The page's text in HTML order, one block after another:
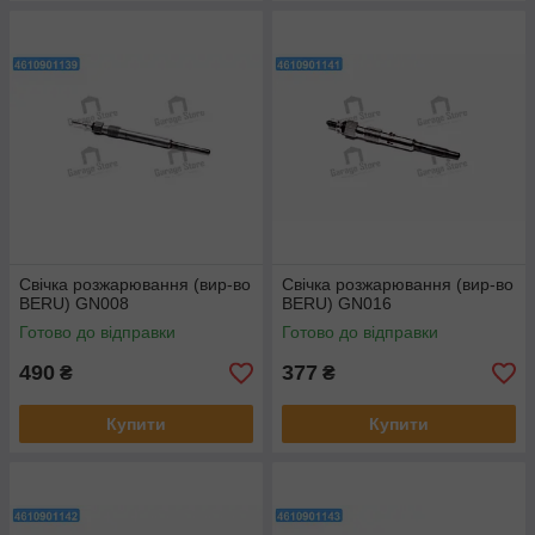
Свічка розжарювання (вир-во
BERU) GN008
Готово до відправки
490 ₴
Купити
Свічка розжарювання (вир-во
BERU) GN016
Готово до відправки
377 ₴
Купити